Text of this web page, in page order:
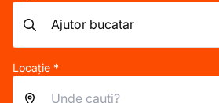
Locație *